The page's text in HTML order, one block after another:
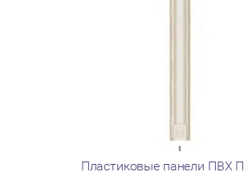
Пластиковые панели ПВХ